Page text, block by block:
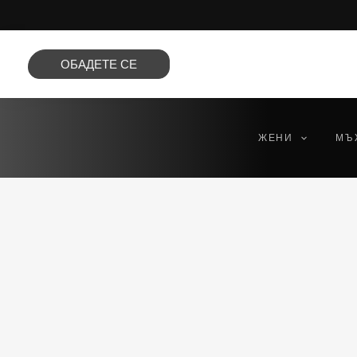
ОБАДЕТЕ СЕ
ЖЕНИ